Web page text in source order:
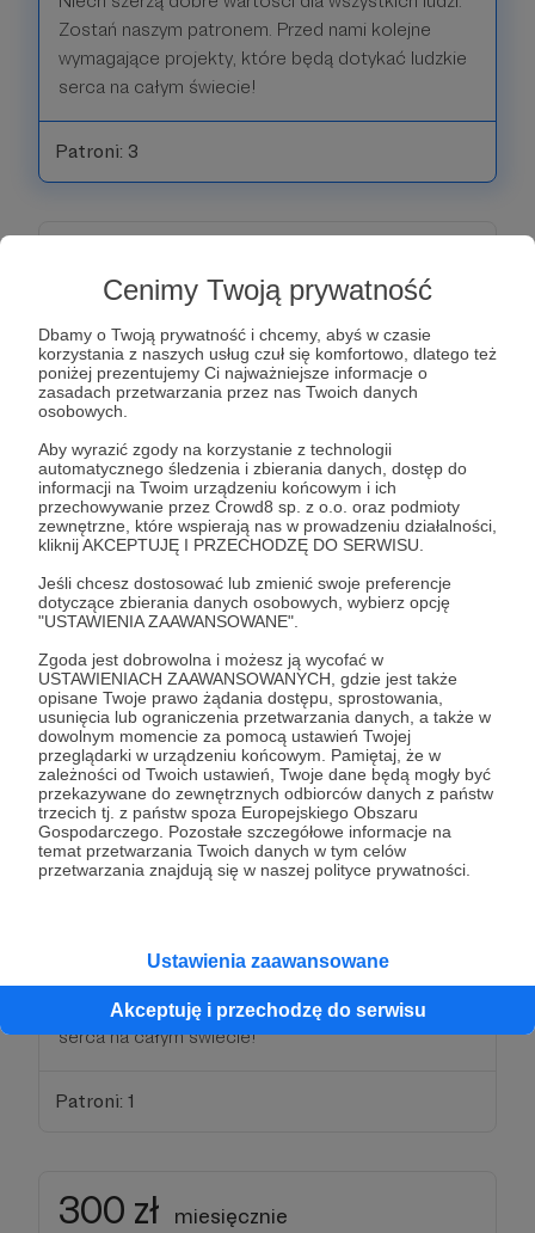
Cenimy Twoją prywatność
Dbamy o Twoją prywatność i chcemy, abyś w czasie
korzystania z naszych usług czuł się komfortowo, dlatego też
poniżej prezentujemy Ci najważniejsze informacje o
zasadach przetwarzania przez nas Twoich danych
osobowych.
Aby wyrazić zgody na korzystanie z technologii
automatycznego śledzenia i zbierania danych, dostęp do
informacji na Twoim urządzeniu końcowym i ich
przechowywanie przez Crowd8 sp. z o.o. oraz podmioty
zewnętrzne, które wspierają nas w prowadzeniu działalności,
kliknij AKCEPTUJĘ I PRZECHODZĘ DO SERWISU.
Jeśli chcesz dostosować lub zmienić swoje preferencje
dotyczące zbierania danych osobowych, wybierz opcję
"USTAWIENIA ZAAWANSOWANE".
Zgoda jest dobrowolna i możesz ją wycofać w
USTAWIENIACH ZAAWANSOWANYCH, gdzie jest także
opisane Twoje prawo żądania dostępu, sprostowania,
usunięcia lub ograniczenia przetwarzania danych, a także w
dowolnym momencie za pomocą ustawień Twojej
przeglądarki w urządzeniu końcowym. Pamiętaj, że w
zależności od Twoich ustawień, Twoje dane będą mogły być
przekazywane do zewnętrznych odbiorców danych z państw
trzecich tj. z państw spoza Europejskiego Obszaru
Gospodarczego. Pozostałe szczegółowe informacje na
temat przetwarzania Twoich danych w tym celów
przetwarzania znajdują się w naszej polityce prywatności.
Ustawienia zaawansowane
Akceptuję i przechodzę do serwisu
Zostań naszym patronem. Przed nami kolejne
wymagające projekty, które będą dotykać ludzkie
serca na całym świecie!
Patroni: 3
Patron dobrego kina
Zapraszamy Cię do współtworzenia filmów, które
będą zmieniać świat! Liczy się każda kwota.
Wspólnie możemy osiągnąć niesamowite cele.
Niech szerzą dobre wartości dla wszystkich ludzi.
Zostań naszym patronem. Przed nami kolejne
wymagające projekty, które będą dotykać ludzkie
serca na całym świecie!
Patroni: 1
100 zł miesięcznie
Patron nowej historii
Zapraszamy Cię do współtworzenia filmów, które
Niech szerzą dobre wartości dla wszystkich ludzi.
wymagające projekty, które będą dotykać ludzkie
serca na całym świecie!
Patroni: 1
300 zł miesięcznie